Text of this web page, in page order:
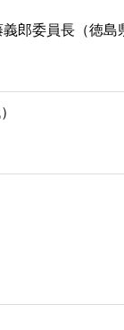
郎委員長（徳島